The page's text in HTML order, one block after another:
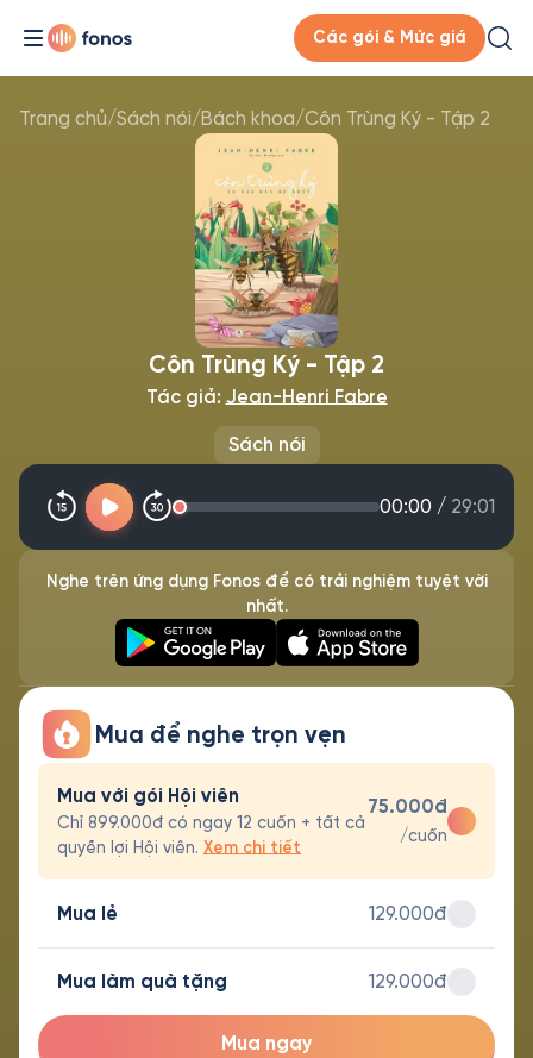
Các gói & Mức giá
Trang chủ/Sách nói/Bách khoa/Côn Trùng Ký - Tập 2
Sách nói
Côn Trùng Ký - Tập 2
Tác giả: Jean-Henri Fabre
00:00 / 29:01
Nghe trên ứng dụng Fonos để có trải nghiệm tuyệt vời
nhất.
Mua để nghe trọn vẹn
Mua với gói Hội viên
Chỉ 899.000đ có ngay 12 cuốn + tất cả
quyền lợi Hội viên. Xem chi tiết
75.000đ
/cuốn
Mua lẻ 129.000đ
Mua làm quà tặng 129.000đ
Mua ngay